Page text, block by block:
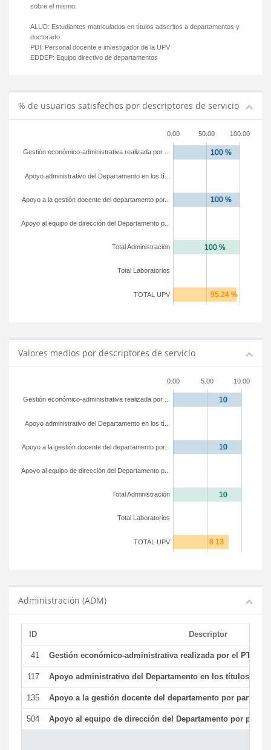
sobre el mismo.
ALUD: Estudiantes matriculados en títulos adscritos a departamentos y
doctorado
PDI: Personal docente e investigador de la UPV
EDDEP: Equipo directivo de departamentos
% de usuarios satisfechos por descriptores de servicio
0.00 50.00 100.00
TOTAL UPV
Total Laboratorios
Total Administración
Apoyo al equipo de dirección del Departamento p...
Apoyo a la gestión docente del departamento por...
Apoyo administrativo del Departamento en los tí...
Gestión económico-administrativa realizada por ...
Valores medios por descriptores de servicio
0.00 5.00 10.00
TOTAL UPV
Total Laboratorios
Total Administración
Apoyo al equipo de dirección del Departamento p...
Apoyo a la gestión docente del departamento por...
Apoyo administrativo del Departamento en los tí...
Gestión económico-administrativa realizada por ...
Administración (ADM)
ID Descriptor
41 Gestión económico-administrativa realizada por el PTGAS
117 Apoyo administrativo del Departamento en los títulos de
135 Apoyo a la gestión docente del departamento por parte
504 Apoyo al equipo de dirección del Departamento por parte